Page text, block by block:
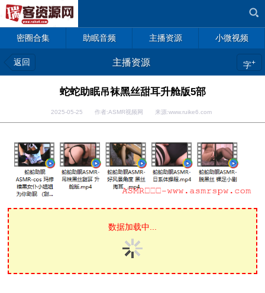
密圈合集 助眠音频 主播资源 小微视频
返回 主播资源 字+
蛇蛇助眠吊袜黑丝甜耳升舱版5部
2025-05-25 作者:ASMR视频网 来源:www.ruike6.com
数据加载中...